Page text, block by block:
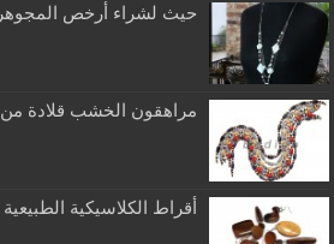
حيث لشراء أرخص
مراهقون الخشب قلادة من
أقراط الكلاسيكية الطبيعية